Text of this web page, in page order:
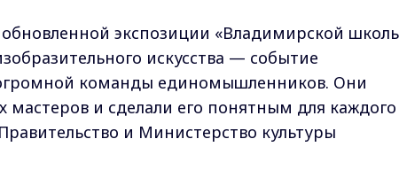
экспозиции «Владимирской
искусства — событие
команды единомышленников. Они
мастеров и сделали его понятным для каждого
и Министерство культуры